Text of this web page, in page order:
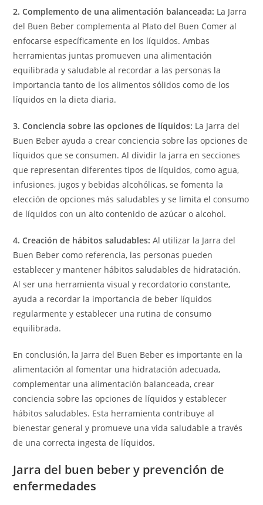
2. Complemento de una alimentación balanceada: La Jarra
del Buen Beber complementa al Plato del Buen Comer al
enfocarse específicamente en los líquidos. Ambas
herramientas juntas promueven una alimentación
equilibrada y saludable al recordar a las personas la
importancia tanto de los alimentos sólidos como de los
líquidos en la dieta diaria.
3. Conciencia sobre las opciones de líquidos: La Jarra del
Buen Beber ayuda a crear conciencia sobre las opciones de
líquidos que se consumen. Al dividir la jarra en secciones
que representan diferentes tipos de líquidos, como agua,
infusiones, jugos y bebidas alcohólicas, se fomenta la
elección de opciones más saludables y se limita el consumo
de líquidos con un alto contenido de azúcar o alcohol.
4. Creación de hábitos saludables: Al utilizar la Jarra del
Buen Beber como referencia, las personas pueden
establecer y mantener hábitos saludables de hidratación.
Al ser una herramienta visual y recordatorio constante,
ayuda a recordar la importancia de beber líquidos
regularmente y establecer una rutina de consumo
equilibrada.
En conclusión, la Jarra del Buen Beber es importante en la
alimentación al fomentar una hidratación adecuada,
complementar una alimentación balanceada, crear
conciencia sobre las opciones de líquidos y establecer
hábitos saludables. Esta herramienta contribuye al
bienestar general y promueve una vida saludable a través
de una correcta ingesta de líquidos.
Jarra del buen beber y prevención de
enfermedades